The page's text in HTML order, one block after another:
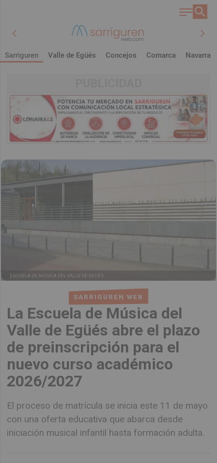
chevron_left chevron_right
Sarriguren Valle de Egüés Concejos Comarca Navarra
SARRIGUREN WEB
La Escuela de Música del
Valle de Egüés abre el plazo
de preinscripción para el
nuevo curso académico
2026/2027
El proceso de matrícula se inicia este 11 de mayo
con una oferta educativa que abarca desde
iniciación musical infantil hasta formación adulta.
ESCUELA DE MÚSICA DEL VALLE DE EGÜÉS